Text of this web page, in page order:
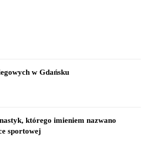
w Gdańsku
którego imieniem nazwano
sportowej